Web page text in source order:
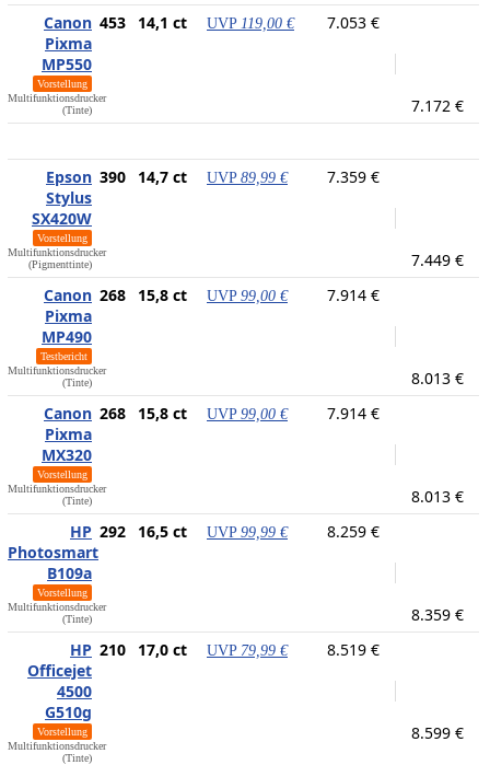
Canon
Pixma
MP550
Vorstellung
Multifunktionsdrucker
(Tinte)
453 14,1 ct UVP 119,00 € 7.053 €
7.172 €
Epson
Stylus
SX420W
Vorstellung
Multifunktionsdrucker
(Pigmenttinte)
390 14,7 ct UVP 89,99 € 7.359 €
7.449 €
Canon
Pixma
MP490
Testbericht
Multifunktionsdrucker
(Tinte)
268 15,8 ct UVP 99,00 € 7.914 €
8.013 €
Canon
Pixma
MX320
Vorstellung
Multifunktionsdrucker
(Tinte)
268 15,8 ct UVP 99,00 € 7.914 €
8.013 €
HP
Photosmart
B109a
Vorstellung
Multifunktionsdrucker
(Tinte)
292 16,5 ct UVP 99,99 € 8.259 €
8.359 €
HP
Officejet
4500
G510g
Vorstellung
Multifunktionsdrucker
(Tinte)
210 17,0 ct UVP 79,99 € 8.519 €
8.599 €